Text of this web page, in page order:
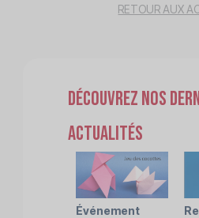
RETOUR AUX
Découvrez nos
actualités
Événement